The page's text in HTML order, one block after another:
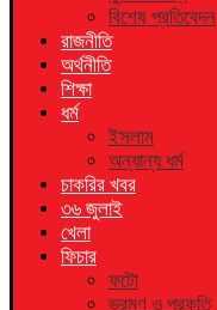
বিশেষ প্রতিবেদন
রাজনীতি
অর্থনীতি
শিক্ষা
ধর্ম
ইসলাম
অন্যান্য ধর্ম
চাকরির খবর
৩৬ জুলাই
খেলা
ফিচার
ফটো
ভ্রমণ ও প্রকৃতি